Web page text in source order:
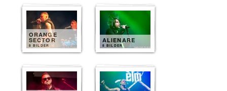
ORANGE
SECTOR
8 BILDER
ALIENARE
8 BILDER